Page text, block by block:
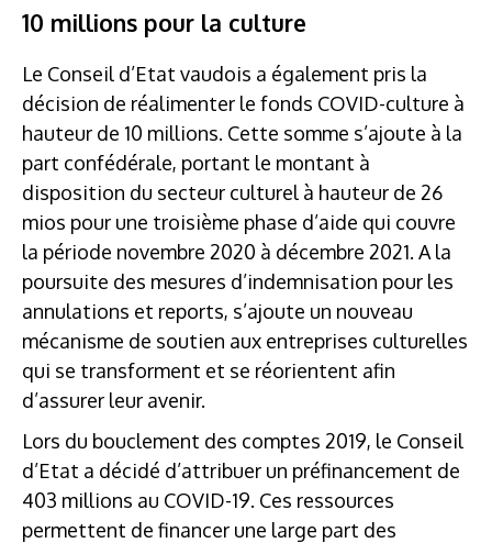
10 millions pour la culture
Le Conseil d’Etat vaudois a également pris la
décision de réalimenter le fonds COVID-culture à
hauteur de 10 millions. Cette somme s’ajoute à la
part confédérale, portant le montant à
disposition du secteur culturel à hauteur de 26
mios pour une troisième phase d’aide qui couvre
la période novembre 2020 à décembre 2021. A la
poursuite des mesures d’indemnisation pour les
annulations et reports, s’ajoute un nouveau
mécanisme de soutien aux entreprises culturelles
qui se transforment et se réorientent afin
d’assurer leur avenir.
Lors du bouclement des comptes 2019, le Conseil
d’Etat a décidé d’attribuer un préfinancement de
403 millions au COVID-19. Ces ressources
permettent de financer une large part des